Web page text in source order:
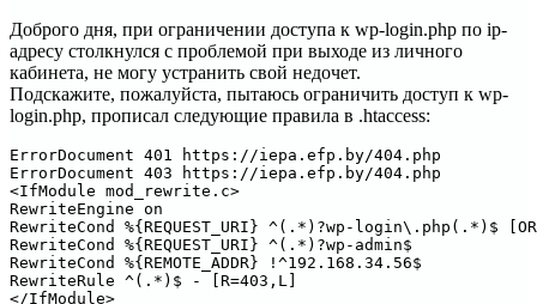
Доброго дня, при ограничении доступа к wp-login.php по ip-
адресу столкнулся с проблемой при выходе из личного
кабинета, не могу устранить свой недочет.
Подскажите, пожалуйста, пытаюсь ограничить доступ к wp-
login.php, прописал следующие правила в .htaccess:
ErrorDocument 401 https://iepa.efp.by/404.php
ErrorDocument 403 https://iepa.efp.by/404.php
<IfModule mod_rewrite.c>
RewriteEngine on
RewriteCond %{REQUEST_URI} ^(.*)?wp-login\.php(.*)$
RewriteCond %{REQUEST_URI} ^(.*)?wp-admin$
RewriteCond %{REMOTE_ADDR} !^192.168.34.56$
RewriteRule ^(.*)$ - [R=403,L]
</IfModule>